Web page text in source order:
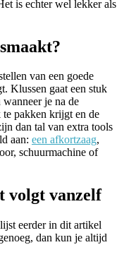
is echter wel lekker als
van een goede
Klussen gaat een stuk
je na de
te pakken krijgt en de
dan tal van extra tools
aan: een afkortzaag,
schuurmachine of
volgt vanzelf
eerder in dit artikel
dan kun je altijd